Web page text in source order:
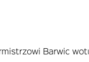
Barwic